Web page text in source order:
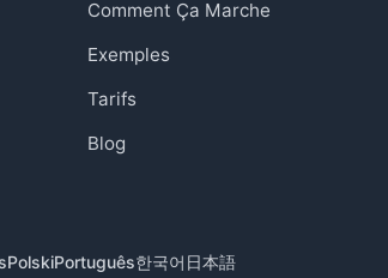
Comment Ça Marche
Exemples
Tarifs
Blog
PolskiPortuguês한국어 日本語